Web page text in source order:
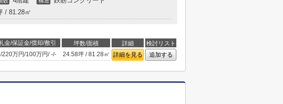
/ 81.28㎡
金/保証金/償却/敷引 坪数/面積 詳細
検討リスト
/220万円/100万円/-/- 24.58坪 / 81.28㎡ 詳細を見る 追加する